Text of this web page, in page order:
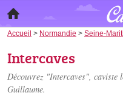
Accueil > Normandie > Seine-
Intercaves
Découvrez "Intercaves", caviste
Guillaume.